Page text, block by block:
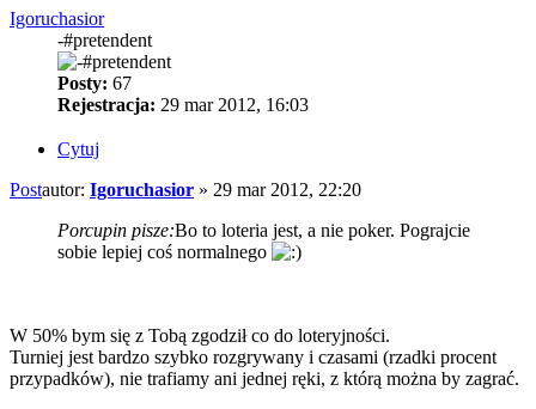
Igoruchasior
-#pretendent
Posty: 67
Rejestracja: 29 mar 2012, 16:03
Cytuj
Postautor: Igoruchasior » 29 mar 2012, 22:20
Porcupin pisze:Bo to loteria jest, a nie poker. Pograjcie
sobie lepiej coś normalnego
W 50% bym się z Tobą zgodził co do loteryjności.
Turniej jest bardzo szybko rozgrywany i czasami (rzadki procent
przypadków), nie trafiamy ani jednej ręki, z którą można by zagrać.